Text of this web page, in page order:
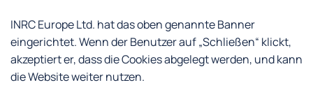
INRC Europe Ltd. hat das oben genannte Banner
eingerichtet. Wenn der Benutzer auf „Schließen“ klickt,
akzeptiert er, dass die Cookies abgelegt werden, und kann
die Website weiter nutzen.